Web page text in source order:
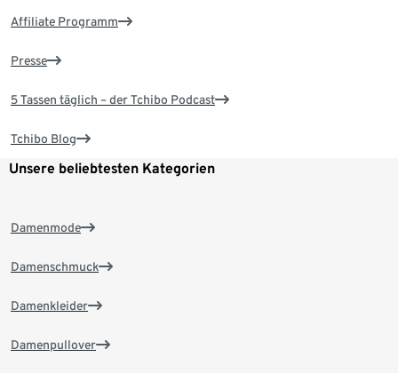
Affiliate Programm
Presse
5 Tassen täglich – der Tchibo Podcast
Tchibo Blog
Unsere beliebtesten Kategorien
Damenmode
Damenschmuck
Damenkleider
Damenpullover